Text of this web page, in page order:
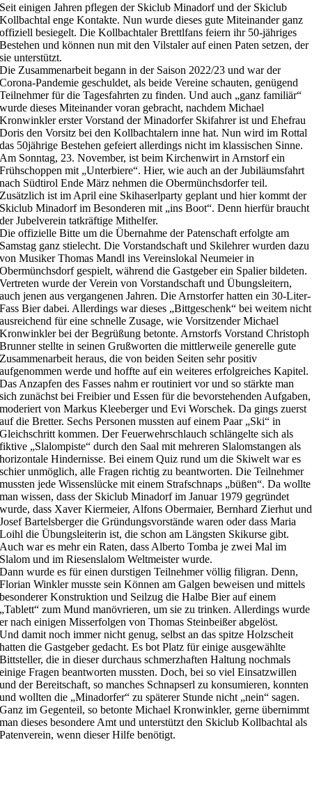
Seit einigen Jahren pflegen der Skiclub Minadorf und der Skiclub
Kollbachtal enge Kontakte. Nun wurde dieses gute Miteinander ganz
offiziell besiegelt. Die Kollbachtaler Brettlfans feiern ihr 50-jähriges
Bestehen und können nun mit den Vilstaler auf einen Paten setzen, der
sie unterstützt.
Die Zusammenarbeit begann in der Saison 2022/23 und war der
Corona-Pandemie geschuldet, als beide Vereine schauten, genügend
Teilnehmer für die Tagesfahrten zu finden. Und auch „ganz familiär“
wurde dieses Miteinander voran gebracht, nachdem Michael
Kronwinkler erster Vorstand der Minadorfer Skifahrer ist und Ehefrau
Doris den Vorsitz bei den Kollbachtalern inne hat. Nun wird im Rottal
das 50jährige Bestehen gefeiert allerdings nicht im klassischen Sinne.
Am Sonntag, 23. November, ist beim Kirchenwirt in Arnstorf ein
Frühschoppen mit „Unterbiere“. Hier, wie auch an der Jubiläumsfahrt
nach Südtirol Ende März nehmen die Obermünchsdorfer teil.
Zusätzlich ist im April eine Skihaserlparty geplant und hier kommt der
Skiclub Minadorf im Besonderen mit „ins Boot“. Denn hierfür braucht
der Jubelverein tatkräftige Mithelfer.
Die offizielle Bitte um die Übernahme der Patenschaft erfolgte am
Samstag ganz stielecht. Die Vorstandschaft und Skilehrer wurden dazu
von Musiker Thomas Mandl ins Vereinslokal Neumeier in
Obermünchsdorf gespielt, während die Gastgeber ein Spalier bildeten.
Vertreten wurde der Verein von Vorstandschaft und Übungsleitern,
auch jenen aus vergangenen Jahren. Die Arnstorfer hatten ein 30-Liter-
Fass Bier dabei. Allerdings war dieses „Bittgeschenk“ bei weitem nicht
ausreichend für eine schnelle Zusage, wie Vorsitzender Michael
Kronwinkler bei der Begrüßung betonte. Arnstorfs Vorstand Christoph
Brunner stellte in seinen Grußworten die mittlerweile generelle gute
Zusammenarbeit heraus, die von beiden Seiten sehr positiv
aufgenommen werde und hoffte auf ein weiteres erfolgreiches Kapitel.
Das Anzapfen des Fasses nahm er routiniert vor und so stärkte man
sich zunächst bei Freibier und Essen für die bevorstehenden Aufgaben,
moderiert von Markus Kleeberger und Evi Worschek. Da gings zuerst
auf die Bretter. Sechs Personen mussten auf einem Paar „Ski“ in
Gleichschritt kommen. Der Feuerwehrschlauch schlängelte sich als
fiktive „Slalompiste“ durch den Saal mit mehreren Slalomstangen als
horizontale Hindernisse. Bei einem Quiz rund um die Skiwelt war es
schier unmöglich, alle Fragen richtig zu beantworten. Die Teilnehmer
mussten jede Wissenslücke mit einem Strafschnaps „büßen“. Da wollte
man wissen, dass der Skiclub Minadorf im Januar 1979 gegründet
wurde, dass Xaver Kiermeier, Alfons Obermaier, Bernhard Zierhut und
Josef Bartelsberger die Gründungsvorstände waren oder dass Maria
Loihl die Übungsleiterin ist, die schon am Längsten Skikurse gibt.
Auch war es mehr ein Raten, dass Alberto Tomba je zwei Mal im
Slalom und im Riesenslalom Weltmeister wurde.
Dann wurde es für einen durstigen Teilnehmer völlig filigran. Denn,
Florian Winkler musste sein Können am Galgen beweisen und mittels
besonderer Konstruktion und Seilzug die Halbe Bier auf einem
„Tablett“ zum Mund manövrieren, um sie zu trinken. Allerdings wurde
er nach einigen Misserfolgen von Thomas Steinbeißer abgelöst.
Und damit noch immer nicht genug, selbst an das spitze Holzscheit
hatten die Gastgeber gedacht. Es bot Platz für einige ausgewählte
Bittsteller, die in dieser durchaus schmerzhaften Haltung nochmals
einige Fragen beantworten mussten. Doch, bei so viel Einsatzwillen
und der Bereitschaft, so manches Schnapserl zu konsumieren, konnten
und wollten die „Minadorfer“ zu späterer Stunde nicht „nein“ sagen.
Ganz im Gegenteil, so betonte Michael Kronwinkler, gerne übernimmt
man dieses besondere Amt und unterstützt den Skiclub Kollbachtal als
Patenverein, wenn dieser Hilfe benötigt.